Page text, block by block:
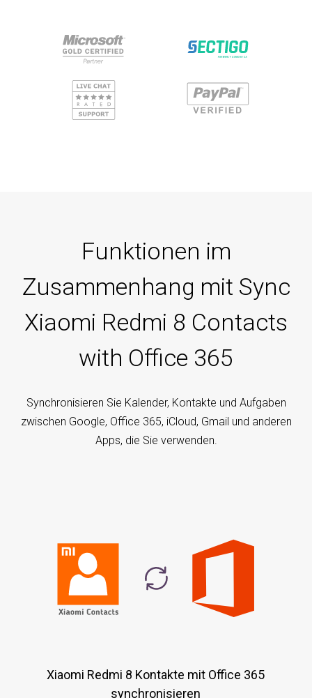
Funktionen im
Zusammenhang mit Sync
Xiaomi Redmi 8 Contacts
with Office 365
Synchronisieren Sie Kalender, Kontakte und Aufgaben
zwischen Google, Office 365, iCloud, Gmail und anderen
Apps, die Sie verwenden.
Xiaomi Redmi 8 Kontakte mit Office 365
synchronisieren